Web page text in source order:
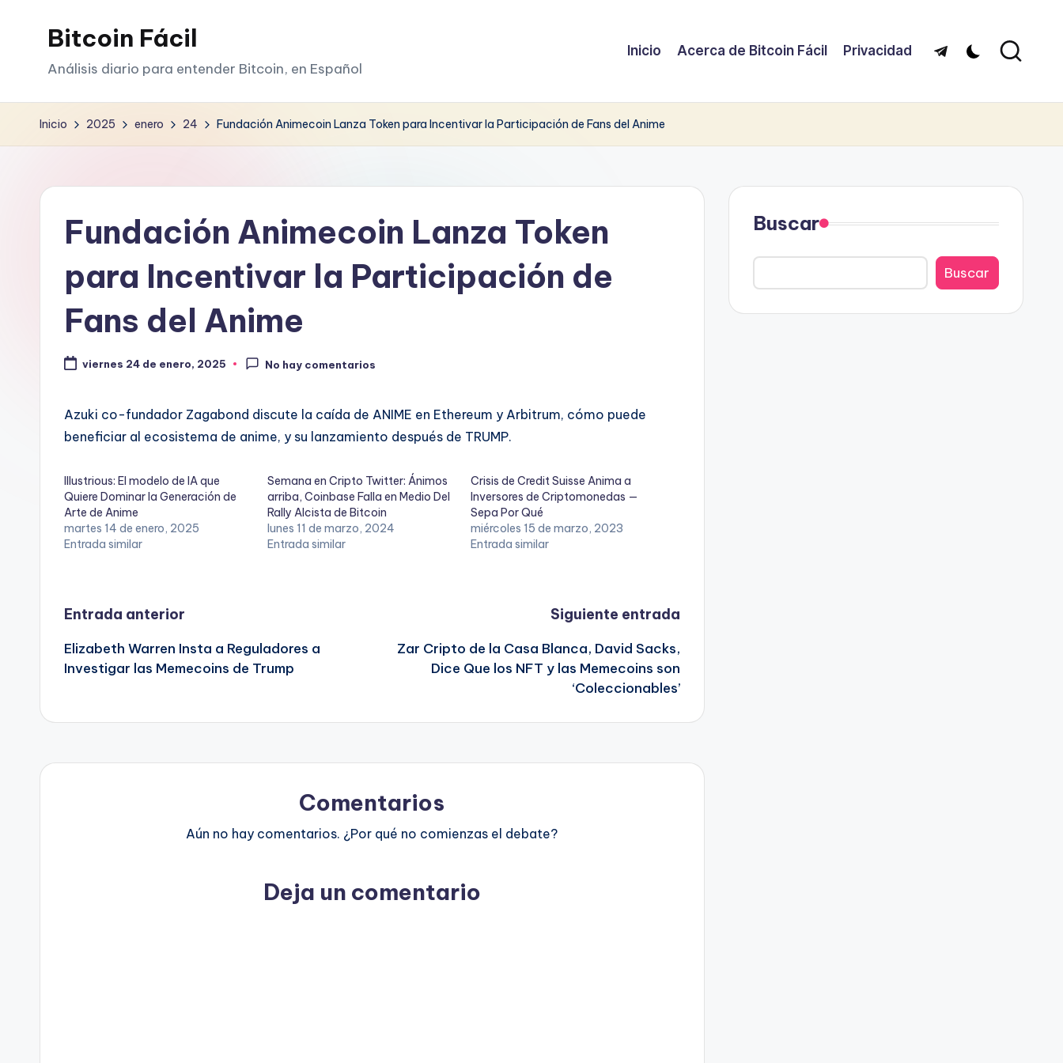
Bitcoin Fácil
Análisis diario para entender Bitcoin, en Español
Inicio Acerca de Bitcoin Fácil Privacidad Telegram
Inicio 2025 enero 24 Fundación Animecoin Lanza Token para Incentivar la Participación de Fans del Anime
Fundación Animecoin Lanza Token
para Incentivar la Participación de
Fans del Anime
viernes 24 de enero, 2025 No hay comentarios
Azuki co-fundador Zagabond discute la caída de ANIME en Ethereum y Arbitrum, cómo puede
beneficiar al ecosistema de anime, y su lanzamiento después de TRUMP.
Illustrious: El modelo de IA que
Quiere Dominar la Generación de
Arte de Anime
martes 14 de enero, 2025
Entrada similar
Semana en Cripto Twitter: Ánimos
arriba, Coinbase Falla en Medio Del
Rally Alcista de Bitcoin
lunes 11 de marzo, 2024
Entrada similar
Crisis de Credit Suisse Anima a
Inversores de Criptomonedas —
Sepa Por Qué
miércoles 15 de marzo, 2023
Entrada similar
Navegación
de
Entrada anterior
Elizabeth Warren Insta a Reguladores a
Investigar las Memecoins de Trump
Siguiente entrada
Zar Cripto de la Casa Blanca, David Sacks,
Dice Que los NFT y las Memecoins son
‘Coleccionables’
Comentarios
Aún no hay comentarios. ¿Por qué no comienzas el debate?
Deja un comentario
Buscar
Buscar